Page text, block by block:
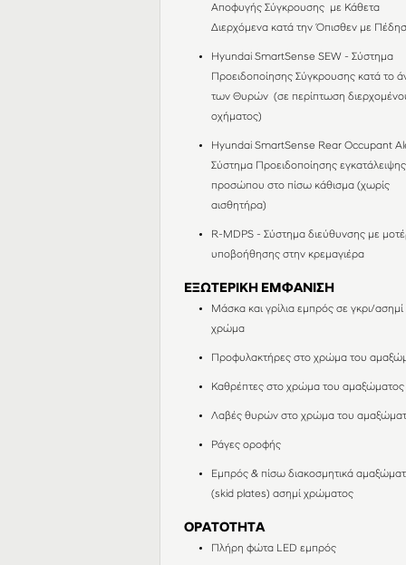
Αποφυγής Σύγκρουσης με Κάθετα
Διερχόμενα κατά την Όπισθεν με
Hyundai SmartSense SEW - Σύστημα
Προειδοποίησης Σύγκρουσης κατά το
των Θυρών (σε περίπτωση
οχήματος)
Hyundai SmartSense Rear Occupant
Σύστημα Προειδοποίησης εγκατάλειψης
προσώπου στο πίσω κάθισμα (χωρίς
αισθητήρα)
R-MDPS - Σύστημα διεύθυνσης με
υποβοήθησης στην κρεμαγιέρα
ΕΞΩΤΕΡΙΚΗ ΕΜΦΑΝΙΣΗ
Μάσκα και γρίλια εμπρός σε γκρι/ασημί
χρώμα
Προφυλακτήρες στο χρώμα του
Καθρέπτες στο χρώμα του αμαξώματος
Λαβές θυρών στο χρώμα του
Ράγες οροφής
Εμπρός & πίσω διακοσμητικά
(skid plates) ασημί χρώματος
ΟΡΑΤΟΤΗΤΑ
Πλήρη φώτα LED εμπρός